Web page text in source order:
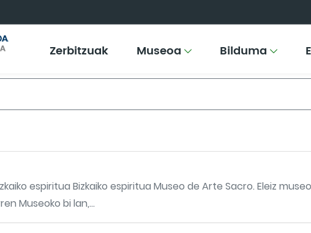
Zerbitzuak Museoa Bilduma
espiritua Bizkaiko espiritua Museo de Arte Sacro. Eleiz
Museoko bi lan,...